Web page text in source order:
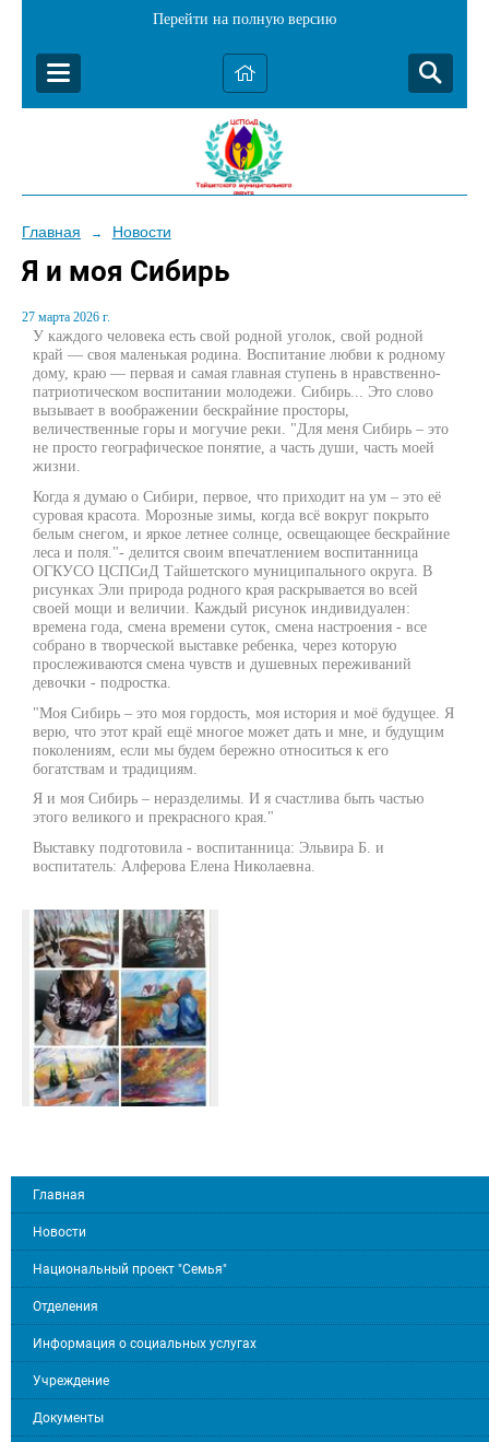
Перейти на полную версию
Главная → Новости
Я и моя Сибирь
27 марта 2026 г.
У каждого человека есть свой родной уголок, свой родной
край — своя маленькая родина. Воспитание любви к родному
дому, краю — первая и самая главная ступень в нравственно-
патриотическом воспитании молодежи. Сибирь... Это слово
вызывает в воображении бескрайние просторы,
величественные горы и могучие реки. "Для меня Сибирь – это
не просто географическое понятие, а часть души, часть моей
жизни.
Когда я думаю о Сибири, первое, что приходит на ум – это её
суровая красота. Морозные зимы, когда всё вокруг покрыто
белым снегом, и яркое летнее солнце, освещающее бескрайние
леса и поля."- делится своим впечатлением воспитанница
ОГКУСО ЦСПСиД Тайшетского муниципального округа. В
рисунках Эли природа родного края раскрывается во всей
своей мощи и величии. Каждый рисунок индивидуален:
времена года, смена времени суток, смена настроения - все
собрано в творческой выставке ребенка, через которую
прослеживаются смена чувств и душевных переживаний
девочки - подростка.
"Моя Сибирь – это моя гордость, моя история и моё будущее. Я
верю, что этот край ещё многое может дать и мне, и будущим
поколениям, если мы будем бережно относиться к его
богатствам и традициям.
Я и моя Сибирь – неразделимы. И я счастлива быть частью
этого великого и прекрасного края."
Выставку подготовила - воспитанница: Эльвира Б. и
воспитатель: Алферова Елена Николаевна.
Главная
Новости
Национальный проект "Семья"
Отделения
Информация о социальных услугах
Учреждение
Документы